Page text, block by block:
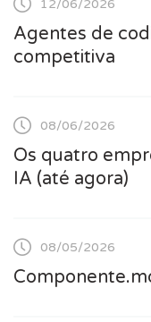
12/06/2026
Agentes de
competitiva
08/06/2026
Os quatro
IA (até agora)
08/05/2026